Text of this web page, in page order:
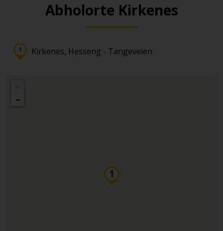
Abholorte Kirkenes
Kirkenes, Hesseng - Tangeveien
−